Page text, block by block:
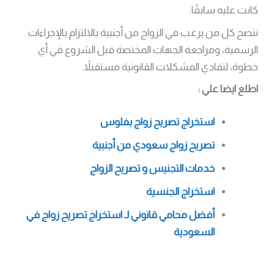
كانت عليه سابقًا.
ننصح كل من يرغب في الزواج من أجنبية بالالتزام بالإجراءات
الرسمية، ومراجعة الجهات المختصة قبل الشروع في أي
خطوة، لتفادي المشكلات القانونية مستقبلاً.
اطلع ايضا علي :
استخراج تصريح زواج بفلوس
تصريح زواج سعودي من أجنبية
خدمات التجنيس و تصريح الزواج
استخراج الجنسية
أفضل محامي قانوني لـ استخراج تصريح زواج في
السعودية